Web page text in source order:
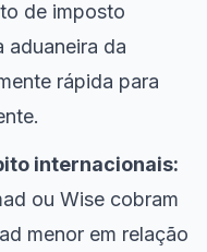
de imposto
aduaneira da
rápida para
internacionais:
ou Wise cobram
menor em relação